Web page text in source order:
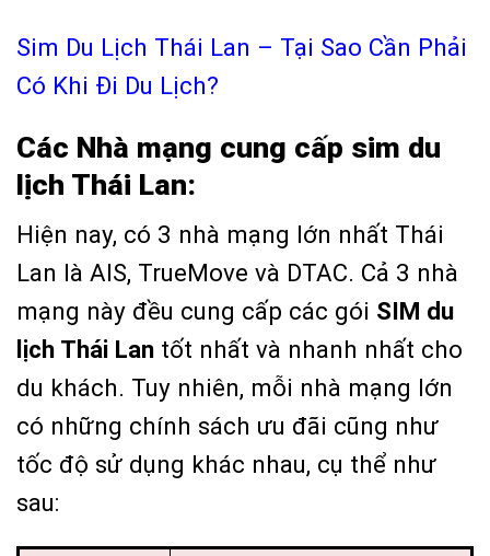
Sim Du Lịch Thái Lan – Tại Sao Cần Phải
Có Khi Đi Du Lịch?
Các Nhà mạng cung cấp sim du
lịch Thái Lan:
Hiện nay, có 3 nhà mạng lớn nhất Thái
Lan là AIS, TrueMove và DTAC. Cả 3 nhà
mạng này đều cung cấp các gói SIM du
lịch Thái Lan tốt nhất và nhanh nhất cho
du khách. Tuy nhiên, mỗi nhà mạng lớn
có những chính sách ưu đãi cũng như
tốc độ sử dụng khác nhau, cụ thể như
sau: